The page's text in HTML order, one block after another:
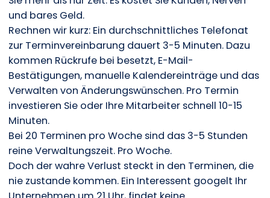
und bares Geld.
Rechnen wir kurz: Ein durchschnittliches Telefonat
zur Terminvereinbarung dauert 3-5 Minuten. Dazu
kommen Rückrufe bei besetzt, E-Mail-
Bestätigungen, manuelle Kalendereinträge und das
Verwalten von Änderungswünschen. Pro Termin
investieren Sie oder Ihre Mitarbeiter schnell 10-15
Minuten.
Bei 20 Terminen pro Woche sind das 3-5 Stunden
reine Verwaltungszeit. Pro Woche.
Doch der wahre Verlust steckt in den Terminen, die
nie zustande kommen. Ein Interessent googelt Ihr